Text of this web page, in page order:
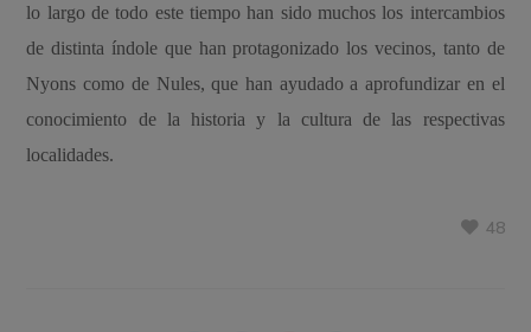
lo largo de todo este tiempo han sido muchos los intercambios
de distinta índole que han protagonizado los vecinos, tanto de
Nyons como de Nules, que han ayudado a aprofundizar en el
conocimiento de la historia y la cultura de las respectivas
localidades.
48